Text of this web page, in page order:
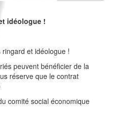
idéologue !
et idéologue !
peuvent bénéficier de la
réserve que le contrat
comité social économique